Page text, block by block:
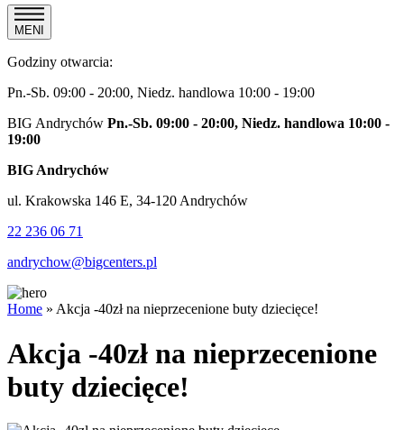
MENI
Godziny otwarcia:
Pn.-Sb. 09:00 - 20:00, Niedz. handlowa 10:00 - 19:00
BIG Andrychów Pn.-Sb. 09:00 - 20:00, Niedz. handlowa 10:00 -
19:00
BIG Andrychów
ul. Krakowska 146 E, 34-120 Andrychów
22 236 06 71
andrychow@bigcenters.pl
Home » Akcja -40zł na nieprzecenione buty dziecięce!
Akcja -40zł na nieprzecenione
buty dziecięce!